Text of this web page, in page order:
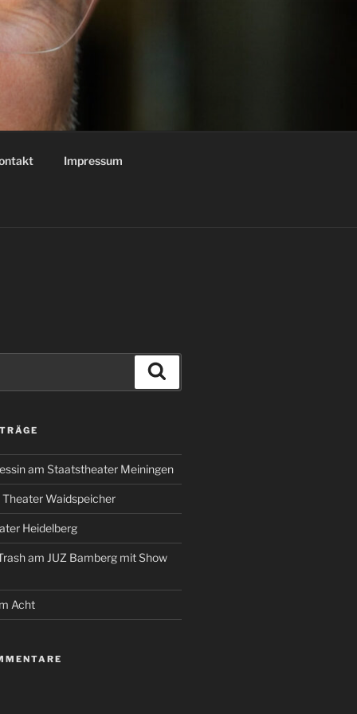
Impressum
am Staatstheater Meiningen
Waidspeicher
Heidelberg
am JUZ Bamberg mit Show
Acht